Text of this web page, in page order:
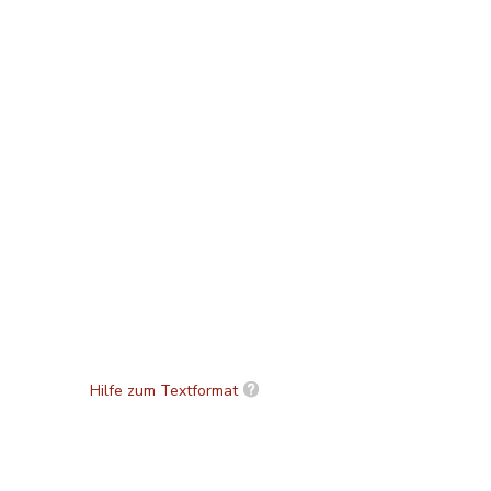
Hilfe zum Textformat